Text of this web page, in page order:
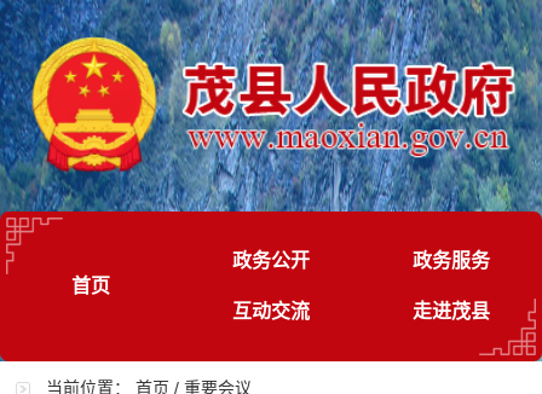
首页
政务公开 政务服务
互动交流 走进茂县
当前位置：首页 /重要会议